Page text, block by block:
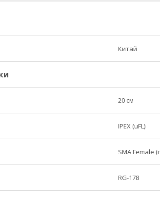
Китай
20 см
IPEX (uFL)
SMA Female
RG-178